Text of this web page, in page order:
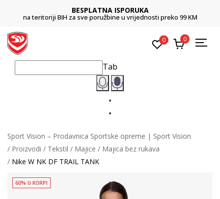
BESPLATNA ISPORUKA
na teritoriji BIH za sve poružbine u vrijednosti preko 99 KM
0 0
Tab
Sport Vision – Prodavnica Sportske opreme | Sport Vision
Proizvodi
Tekstil Majice
Majica bez rukava
Nike W NK DF TRAIL TANK
60% U KORPI